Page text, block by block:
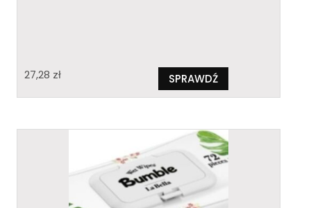
27,28 zł SPRAWDŹ